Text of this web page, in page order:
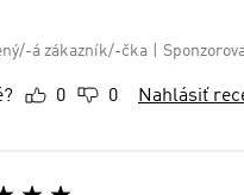
á zákazník/-čka
0 0 Nahlásiť